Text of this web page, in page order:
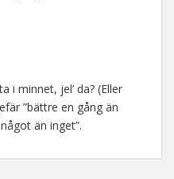
i minnet, jel’ da? (Eller
”bättre en gång än
än inget”.